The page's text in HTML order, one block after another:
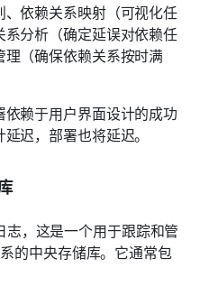
、依赖关系映射（可视化任
分析（确定延误对依赖任
（确保依赖关系按时满
赖于用户界面设计的成功
迟，部署也将延迟。
志，这是一个用于跟踪和管
的中央存储库。它通常包